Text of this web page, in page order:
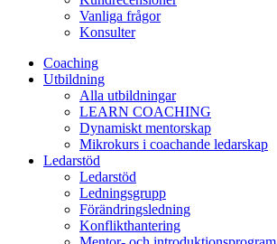
Vanliga frågor
Konsulter
Coaching
Utbildning
Alla utbildningar
LEARN COACHING
Dynamiskt mentorskap
Mikrokurs i coachande ledarskap
Ledarstöd
Ledarstöd
Ledningsgrupp
Förändringsledning
Konflikthantering